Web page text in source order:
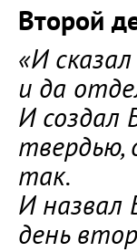
Второй
«И
и да
И создал
твердью,
так.
И назвал
день